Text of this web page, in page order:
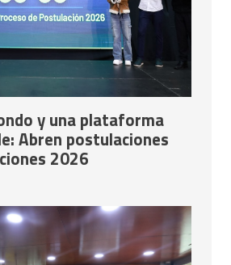
y una plataforma
Abren postulaciones
2026